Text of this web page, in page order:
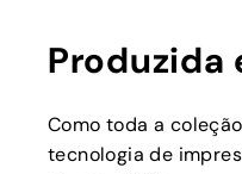
Produzida
Como toda a
tecnologia de